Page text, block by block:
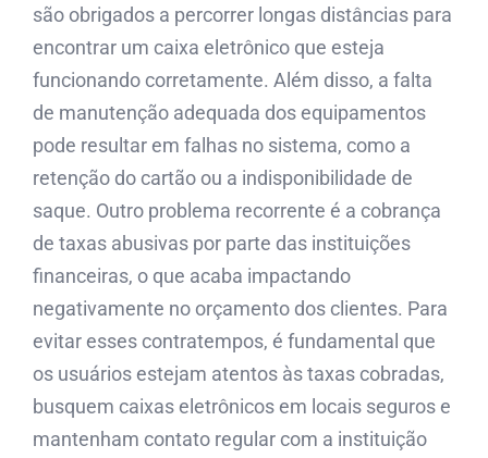
são obrigados a percorrer longas distâncias para
encontrar um caixa eletrônico que esteja
funcionando corretamente. Além disso, a falta
de manutenção adequada dos equipamentos
pode resultar em falhas no sistema, como a
retenção do cartão ou a indisponibilidade de
saque. Outro problema recorrente é a cobrança
de taxas abusivas por parte das instituições
financeiras, o que acaba impactando
negativamente no orçamento dos clientes. Para
evitar esses contratempos, é fundamental que
os usuários estejam atentos às taxas cobradas,
busquem caixas eletrônicos em locais seguros e
mantenham contato regular com a instituição